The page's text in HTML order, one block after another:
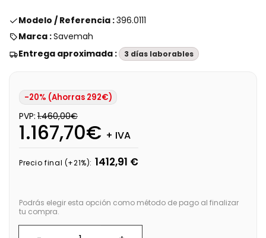
Modelo / Referencia :396.0111
Marca :Savemah
Entrega aproximada :
3 días laborables
-20% (Ahorras 292€)
PVP: 1.460,00€
1.167,70€ + IVA
Precio final (+21%): 1412,91 €
Podrás elegir esta opción como método de pago al finalizar
tu compra.